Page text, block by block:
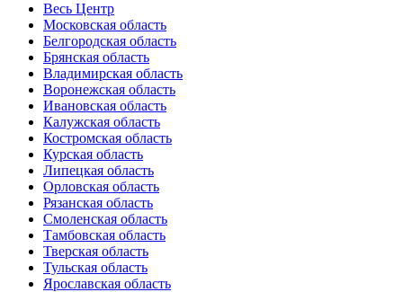
Весь Центр
Московская область
Белгородская область
Брянская область
Владимирская область
Воронежская область
Ивановская область
Калужская область
Костромская область
Курская область
Липецкая область
Орловская область
Рязанская область
Смоленская область
Тамбовская область
Тверская область
Тульская область
Ярославская область